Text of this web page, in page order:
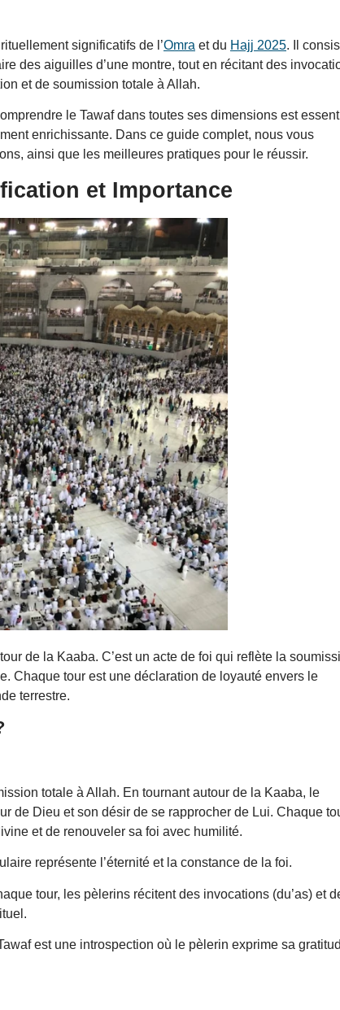
significatifs de l’Omra et du Hajj 2025. Il
des aiguilles d’une montre, tout en récitant des
et de soumission totale à Allah.
le Tawaf dans toutes ses dimensions est
enrichissante. Dans ce guide complet, nous vous
ainsi que les meilleures pratiques pour le réussir.
et Importance
de la Kaaba. C’est un acte de foi qui reflète la
Chaque tour est une déclaration de loyauté envers le
terrestre.
totale à Allah. En tournant autour de la Kaaba, le
de Dieu et son désir de se rapprocher de Lui. Chaque
et de renouveler sa foi avec humilité.
représente l’éternité et la constance de la foi.
tour, les pèlerins récitent des invocations (du’as) et
est une introspection où le pèlerin exprime sa